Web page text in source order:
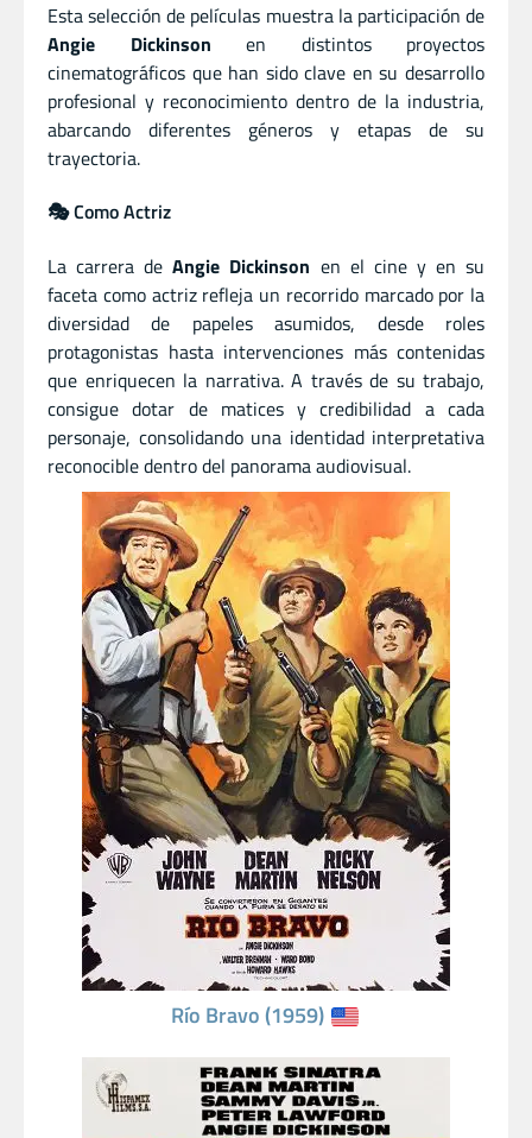
Esta selección de películas muestra la participación de
Angie Dickinson en distintos proyectos
cinematográficos que han sido clave en su desarrollo
profesional y reconocimiento dentro de la industria,
abarcando diferentes géneros y etapas de su
trayectoria.
🎭 Como Actriz
La carrera deAngie Dickinson en el cine y en su
faceta como actriz refleja un recorrido marcado por la
diversidad de papeles asumidos, desde roles
protagonistas hasta intervenciones más contenidas
que enriquecen la narrativa. A través de su trabajo,
consigue dotar de matices y credibilidad a cada
personaje, consolidando una identidad interpretativa
reconocible dentro del panorama audiovisual.
Río Bravo (1959)